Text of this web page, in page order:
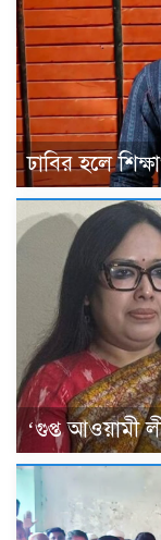
ঢাবির হলে
‘গুপ্ত আওয়ামী